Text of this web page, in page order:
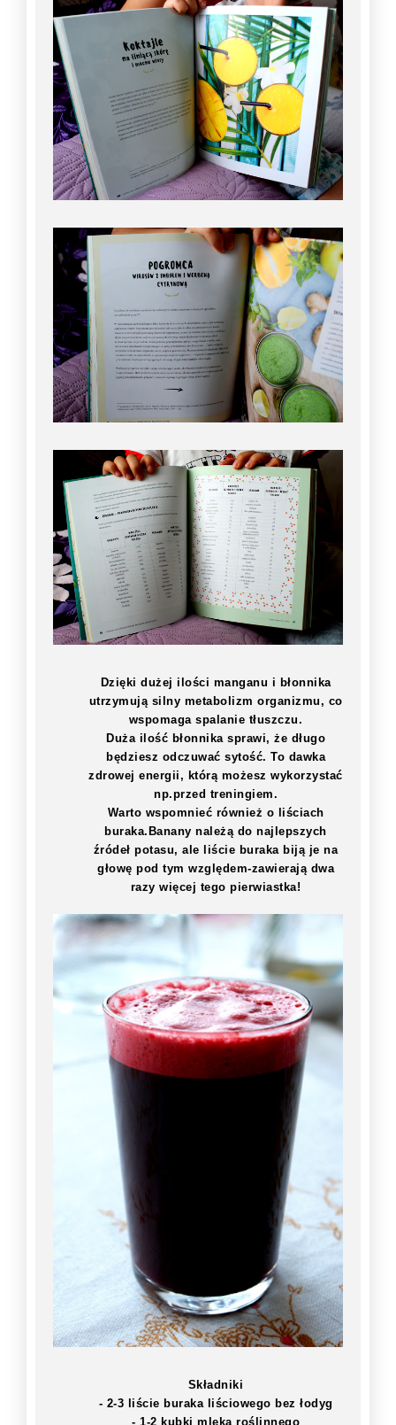
Dzięki dużej ilości manganu i błonnika
utrzymują silny metabolizm organizmu, co
wspomaga spalanie tłuszczu.
Duża ilość błonnika sprawi, że długo
będziesz odczuwać sytość. To dawka
zdrowej energii, którą możesz wykorzystać
np.przed treningiem.
Warto wspomnieć również o liściach
buraka.Banany należą do najlepszych
źródeł potasu, ale liście buraka biją je na
głowę pod tym względem-zawierają dwa
razy więcej tego pierwiastka!
Składniki
- 2-3 liście buraka liściowego bez łodyg
- 1-2 kubki mleka roślinnego